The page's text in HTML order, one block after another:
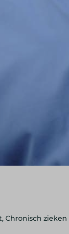
Chronisch zieken